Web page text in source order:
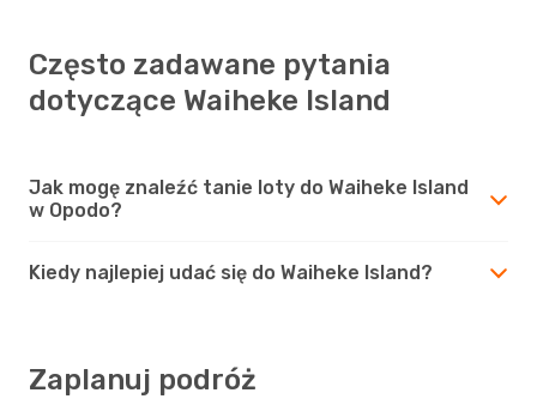
Często zadawane pytania
dotyczące Waiheke Island
Jak mogę znaleźć tanie loty do Waiheke Island
w Opodo?
Kiedy najlepiej udać się do Waiheke Island?
Zaplanuj podróż